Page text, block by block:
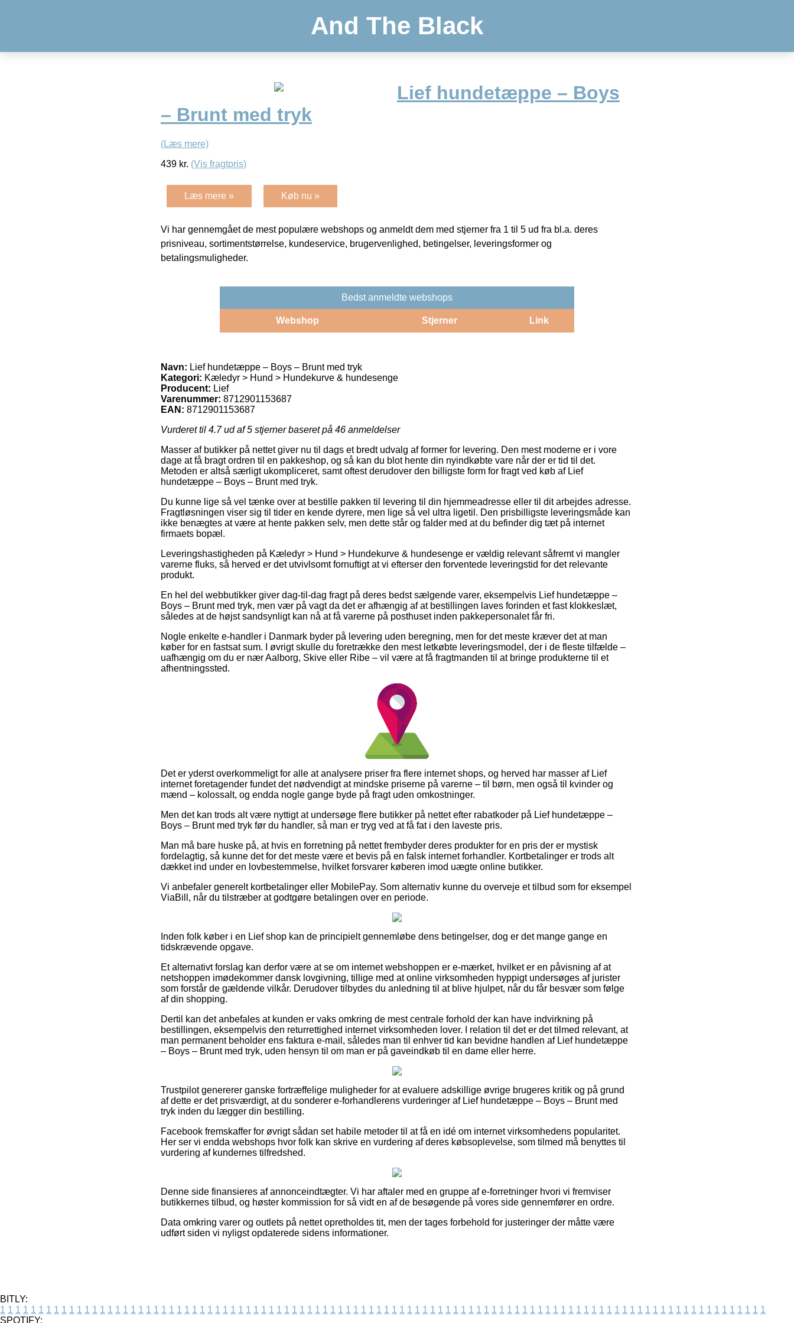
And The Black
Lief hundetæppe – Boys
– Brunt med tryk
(Læs mere)
439 kr. (Vis fragtpris)
Læs mere » Køb nu »
Vi har gennemgået de mest populære webshops og anmeldt dem med stjerner fra 1 til 5 ud fra bl.a. deres
prisniveau, sortimentstørrelse, kundeservice, brugervenlighed, betingelser, leveringsformer og
betalingsmuligheder.
Bedst anmeldte webshops
Webshop Stjerner Link
Navn: Lief hundetæppe – Boys – Brunt med tryk
Kategori: Kæledyr > Hund > Hundekurve & hundesenge
Producent: Lief
Varenummer: 8712901153687
EAN: 8712901153687
Vurderet til 4.7ud af 5 stjerner baseret på 46 anmeldelser
Masser af butikker på nettet giver nu til dags et bredt udvalg af former for levering. Den mest moderne er i vore
dage at få bragt ordren til en pakkeshop, og så kan du blot hente din nyindkøbte vare når der er tid til det.
Metoden er altså særligt ukompliceret, samt oftest derudover den billigste form for fragt ved køb af Lief
hundetæppe – Boys – Brunt med tryk.
Du kunne lige så vel tænke over at bestille pakken til levering til din hjemmeadresse eller til dit arbejdes adresse.
Fragtløsningen viser sig til tider en kende dyrere, men lige så vel ultra ligetil. Den prisbilligste leveringsmåde kan
ikke benægtes at være at hente pakken selv, men dette står og falder med at du befinder dig tæt på internet
firmaets bopæl.
Leveringshastigheden på Kæledyr > Hund > Hundekurve & hundesenge er vældig relevant såfremt vi mangler
varerne fluks, så herved er det utvivlsomt fornuftigt at vi efterser den forventede leveringstid for det relevante
produkt.
En hel del webbutikker giver dag-til-dag fragt på deres bedst sælgende varer, eksempelvis Lief hundetæppe –
Boys – Brunt med tryk, men vær på vagt da det er afhængig af at bestillingen laves forinden et fast klokkeslæt,
således at de højst sandsynligt kan nå at få varerne på posthuset inden pakkepersonalet får fri.
Nogle enkelte e-handler i Danmark byder på levering uden beregning, men for det meste kræver det at man
køber for en fastsat sum. I øvrigt skulle du foretrække den mest letkøbte leveringsmodel, der i de fleste tilfælde –
uafhængig om du er nær Aalborg, Skive eller Ribe – vil være at få fragtmanden til at bringe produkterne til et
afhentningssted.
Det er yderst overkommeligt for alle at analysere priser fra flere internet shops, og herved har masser af Lief
internet foretagender fundet det nødvendigt at mindske priserne på varerne – til børn, men også til kvinder og
mænd – kolossalt, og endda nogle gange byde på fragt uden omkostninger.
Men det kan trods alt være nyttigt at undersøge flere butikker på nettet efter rabatkoder på Lief hundetæppe –
Boys – Brunt med tryk før du handler, så man er tryg ved at få fat i den laveste pris.
Man må bare huske på, at hvis en forretning på nettet frembyder deres produkter for en pris der er mystisk
fordelagtig, så kunne det for det meste være et bevis på en falsk internet forhandler. Kortbetalinger er trods alt
dækket ind under en lovbestemmelse, hvilket forsvarer køberen imod uægte online butikker.
Vi anbefaler generelt kortbetalinger eller MobilePay. Som alternativ kunne du overveje et tilbud som for eksempel
ViaBill, når du tilstræber at godtgøre betalingen over en periode.
Inden folk køber i en Lief shop kan de principielt gennemløbe dens betingelser, dog er det mange gange en
tidskrævende opgave.
Et alternativt forslag kan derfor være at se om internet webshoppen er e-mærket, hvilket er en påvisning af at
netshoppen imødekommer dansk lovgivning, tillige med at online virksomheden hyppigt undersøges af jurister
som forstår de gældende vilkår. Derudover tilbydes du anledning til at blive hjulpet, når du får besvær som følge
af din shopping.
Dertil kan det anbefales at kunden er vaks omkring de mest centrale forhold der kan have indvirkning på
bestillingen, eksempelvis den returrettighed internet virksomheden lover. I relation til det er det tilmed relevant, at
man permanent beholder ens faktura e-mail, således man til enhver tid kan bevidne handlen af Lief hundetæppe
– Boys – Brunt med tryk, uden hensyn til om man er på gaveindkøb til en dame eller herre.
Trustpilot genererer ganske fortræffelige muligheder for at evaluere adskillige øvrige brugeres kritik og på grund
af dette er det prisværdigt, at du sonderer e-forhandlerens vurderinger af Lief hundetæppe – Boys – Brunt med
tryk inden du lægger din bestilling.
Facebook fremskaffer for øvrigt sådan set habile metoder til at få en idé om internet virksomhedens popularitet.
Her ser vi endda webshops hvor folk kan skrive en vurdering af deres købsoplevelse, som tilmed må benyttes til
vurdering af kundernes tilfredshed.
Denne side finansieres af annonceindtægter. Vi har aftaler med en gruppe af e-forretninger hvori vi fremviser
butikkernes tilbud, og høster kommission for så vidt en af de besøgende på vores side gennemfører en ordre.
Data omkring varer og outlets på nettet opretholdes tit, men der tages forbehold for justeringer der måtte være
udført siden vi nyligst opdaterede sidens informationer.
BITLY:
1 1 1 1 1 1 1 1 1 1 1 1 1 1 1 1 1 1 1 1 1 1 1 1 1 1 1 1 1 1 1 1 1 1 1 1 1 1 1 1 1 1 1 1 1 1 1 1 1 1 1 1 1 1 1 1 1 1 1 1 1 1 1 1 1 1 1 1 1 1 1 1 1 1 1 1 1 1 1 1 1 1 1 1 1 1 1 1 1 1 1 1 1 1 1 1 1 1 1 1
SPOTIFY: